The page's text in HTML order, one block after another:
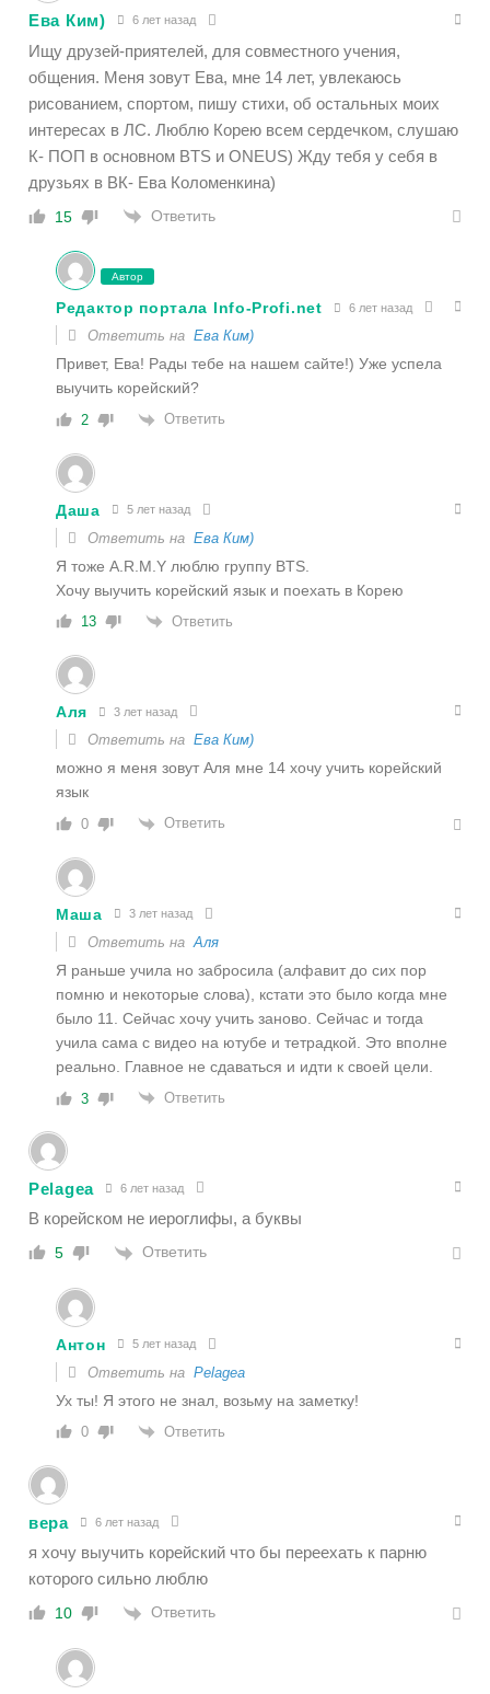
Ева Ким) 6 лет назад
Ищу друзей-приятелей, для совместного учения,
общения. Меня зовут Ева, мне 14 лет, увлекаюсь
рисованием, спортом, пишу стихи, об остальных моих
интересах в ЛС. Люблю Корею всем сердечком, слушаю
К- ПОП в основном BTS и ONEUS) Жду тебя у себя в
друзьях в ВК- Ева Коломенкина)
15 Ответить
Автор
Редактор портала Info-Profi.net 6 лет назад
Ответить на Ева Ким)
Привет, Ева! Рады тебе на нашем сайте!) Уже успела
выучить корейский?
2 Ответить
Даша 5 лет назад
Ответить на Ева Ким)
Я тоже А.R.M.Y люблю группу BTS.
Хочу выучить корейский язык и поехать в Корею
13 Ответить
Аля 3 лет назад
Ответить на Ева Ким)
можно я меня зовут Аля мне 14 хочу учить корейский
язык
0 Ответить
Маша 3 лет назад
Ответить на Аля
Я раньше учила но забросила (алфавит до сих пор
помню и некоторые слова), кстати это было когда мне
было 11. Сейчас хочу учить заново. Сейчас и тогда
учила сама с видео на ютубе и тетрадкой. Это вполне
реально. Главное не сдаваться и идти к своей цели.
3 Ответить
Pelagea 6 лет назад
В корейском не иероглифы, а буквы
5 Ответить
Антон 5 лет назад
Ответить на Pelagea
Ух ты! Я этого не знал, возьму на заметку!
0 Ответить
вера 6 лет назад
я хочу выучить корейский что бы переехать к парню
которого сильно люблю
10 Ответить